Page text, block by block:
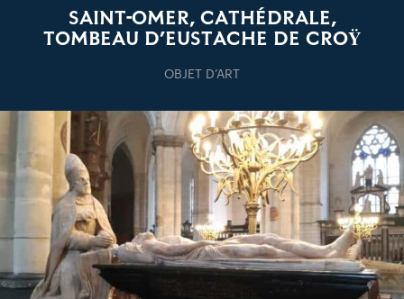
SAINT-OMER, CATHÉDRALE,
TOMBEAU D’EUSTACHE DE CROŸ
OBJET D’ART